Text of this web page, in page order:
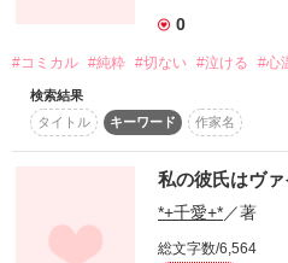
0
#コミカル #純粋 #切ない #泣ける #心
検索結果
タイトル
キーワード 作家名
私の彼氏はヴ
*+千愛+*／著
総文字数/6,564